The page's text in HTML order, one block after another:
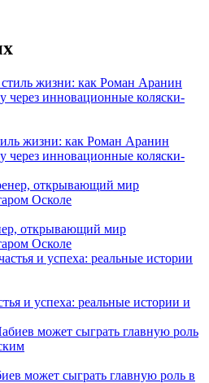
жизни: как Роман Аранин
через инновационные коляски-
открывающий мир
Осколе
и успеха: реальные истории и
может сыграть главную роль в